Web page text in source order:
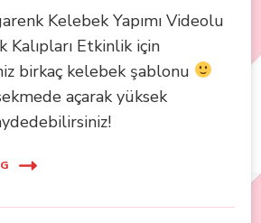
Kelebek Yapımı Videolu
Kalıpları Etkinlik için
birkaç kelebek şablonu
açarak yüksek